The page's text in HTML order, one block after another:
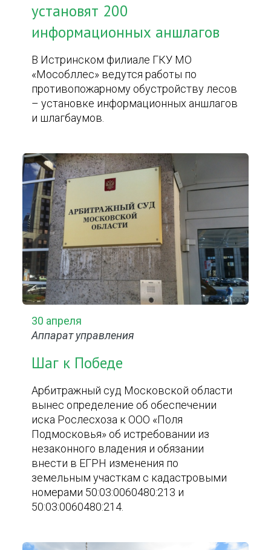
установят 200
информационных аншлагов
В Истринском филиале ГКУ МО
«Мособллес» ведутся работы по
противопожарному обустройству лесов
– установке информационных аншлагов
и шлагбаумов.
30 апреля
Аппарат управления
Шаг к Победе
Арбитражный суд Московской области
вынес определение об обеспечении
иска Рослесхоза к ООО «Поля
Подмосковья» об истребовании из
незаконного владения и обязании
внести в ЕГРН изменения по
земельным участкам с кадастровыми
номерами 50:03:0060480:213 и
50:03:0060480:214.